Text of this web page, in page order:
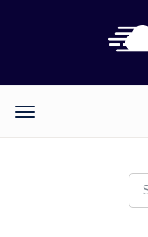
Categories